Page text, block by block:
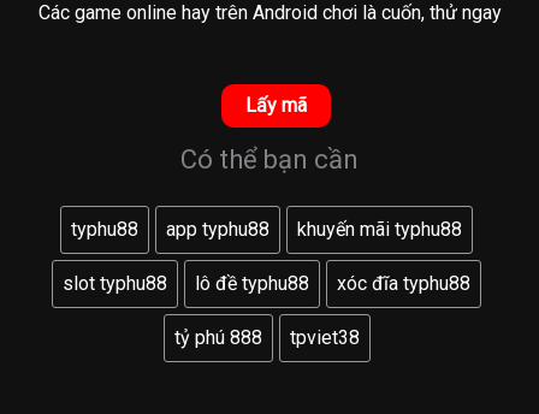
Các game online hay trên Android chơi là cuốn, thử ngay
Lấy mã
Có thể bạn cần
typhu88 app typhu88 khuyến mãi typhu88
slot typhu88 lô đề typhu88 xóc đĩa typhu88
tỷ phú 888 tpviet38